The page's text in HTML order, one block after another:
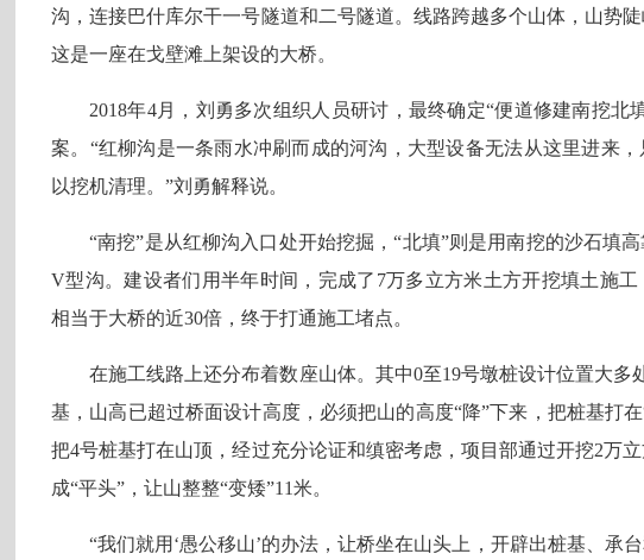
沟，连接巴什库尔干一号隧道和二号隧道。线路跨越多个山体，山势
这是一座在戈壁滩上架设的大桥。
2018年4月，刘勇多次组织人员研讨，最终确定“便道修建南挖北
案。“红柳沟是一条雨水冲刷而成的河沟，大型设备无法从这里进来
以挖机清理。”刘勇解释说。
“南挖”是从红柳沟入口处开始挖掘，“北填”则是用南挖的沙石填
V型沟。建设者们用半年时间，完成了7万多立方米土方开挖填土施
相当于大桥的近30倍，终于打通施工堵点。
在施工线路上还分布着数座山体。其中0至19号墩桩设计位置大多
基，山高已超过桥面设计高度，必须把山的高度“降”下来，把桩基打
把4号桩基打在山顶，经过充分论证和缜密考虑，项目部通过开挖2万
成“平头”，让山整整“变矮”11米。
“我们就用‘愚公移山’的办法，让桥坐在山头上，开辟出桩基、承